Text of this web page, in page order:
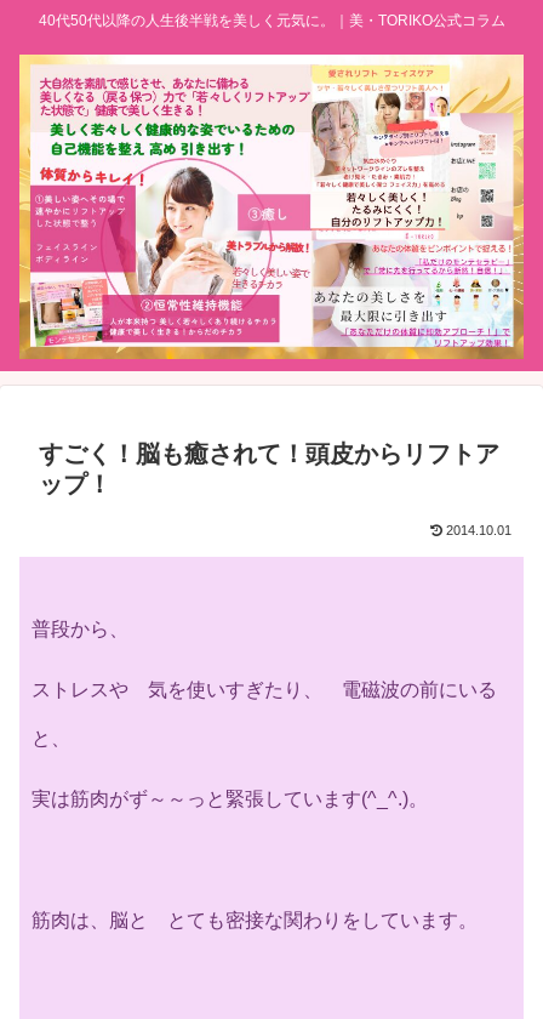
40代50代以降の人生後半戦を美しく元気に。｜美・TORIKO公式コラム
すごく！脳も癒されて！頭皮からリフトア
ップ！
2014.10.01
普段から、
ストレスや 気を使いすぎたり、 電磁波の前にいる
と、
実は筋肉がず～～っと緊張しています(^_^.)。
筋肉は、脳と とても密接な関わりをしています。